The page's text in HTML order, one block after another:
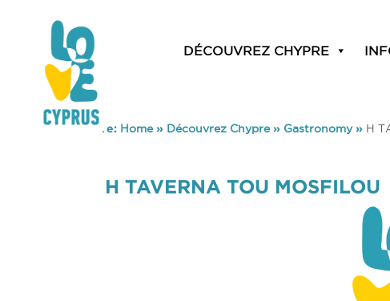
DÉCOUVREZ CHYPRE
You are here: Home» Découvrez Chypre» Gastronomy» H
H TAVERNA TOU MOSFILOU